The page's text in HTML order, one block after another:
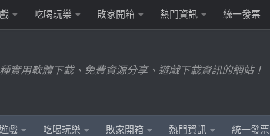
吃喝玩樂 敗家開箱 熱門資訊 統一發票
實用軟體下載、免費資源分享、遊戲下載資訊的網站！
戲 吃喝玩樂 敗家開箱 熱門資訊 統一發票